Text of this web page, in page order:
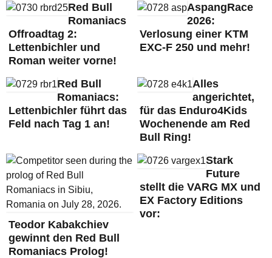
Red Bull
Romaniacs
Offroadtag 2:
Lettenbichler und
Roman weiter vorne!
AspangRace
2026:
Verlosung einer KTM
EXC-F 250 und mehr!
Red Bull
Romaniacs:
Lettenbichler führt das
Feld nach Tag 1 an!
Alles
angerichtet,
für das Enduro4Kids
Wochenende am Red
Bull Ring!
Teodor Kabakchiev
gewinnt den Red Bull
Romaniacs Prolog!
Stark
Future
stellt die VARG MX und
EX Factory Editions
vor: